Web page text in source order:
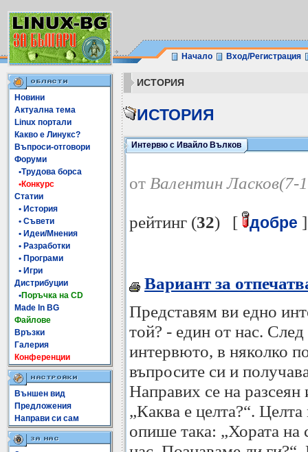
Начало Вход/Регистрация
Новини
Актуална тема
Linux портали
Какво е Линукс?
Въпроси-отговори
Форуми
•Трудова борса
•Конкурс
Статии
• История
• Съвети
• Идеи/Мнения
• Разработки
• Програми
• Игри
Дистрибуции
•Поръчка на CD
Made In BG
Файлове
Връзки
Галерия
Конференции
Външен вид
Предложения
Направи си сам
ИСТОРИЯ
ИСТОРИЯ
Интервю с Ивайло Вълков
от Валентин Ласков(7-
рейтинг (32) [ добре
Вариант за
Представям ви едно
той? - един от нас.
интервюто, в няколко
въпросите си и
Направих се на
„Каква е целта?“.
опише така: „Хората